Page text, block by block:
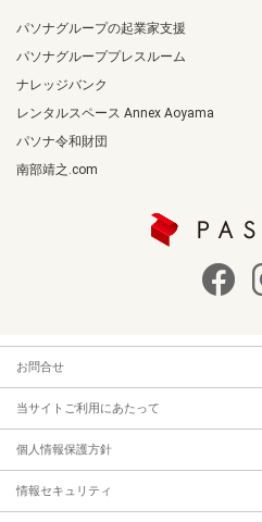
パソナグループの起業家支援
パソナグループプレスルーム
ナレッジバンク
レンタルスペース Annex Aoyama
パソナ令和財団
南部靖之.com
お問合せ
当サイトご利用にあたって
個人情報保護方針
情報セキュリティ